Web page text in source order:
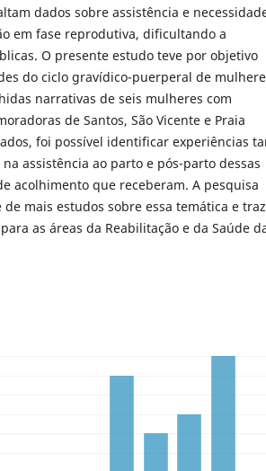
dados sobre assistência e
em fase reprodutiva, dificultando a
O presente estudo teve por objetivo
do ciclo gravídico-puerperal de
narrativas de seis mulheres com
de Santos, São Vicente e Praia
foi possível identificar experiências
assistência ao parto e pós-parto dessas
acolhimento que receberam. A pesquisa
mais estudos sobre essa temática e traz
as áreas da Reabilitação e da Saúde